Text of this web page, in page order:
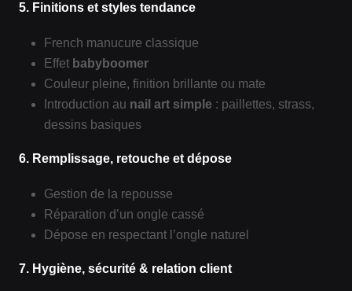
5. Finitions et styles tendance
French manucure classique
Effet babyboomer
Couleur pleine, finition brillante ou mate
Introduction au nail art simple : paillettes, strass,
dessins basiques
6. Remplissage, retouche et dépose
Gestion de la repousse
Réparation d’un ongle cassé
Dépose en respectant l’ongle naturel
7. Hygiène, sécurité & relation client